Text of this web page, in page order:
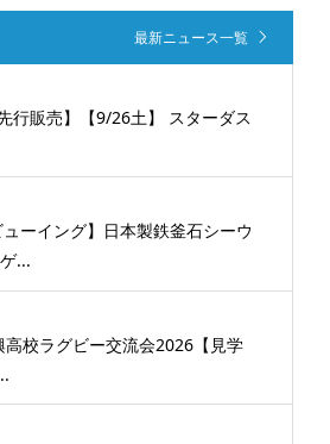
最新ニュース一覧
行販売】【9/26土】 スターダス
ューイング】日本製鉄釜石シーウ
...
高校ラグビー交流会2026【見学